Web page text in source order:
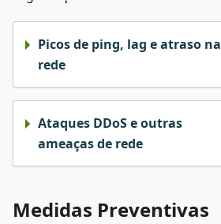
Picos de ping, lag e atraso na
rede
Ataques DDoS e outras
ameaças de rede
Medidas Preventivas